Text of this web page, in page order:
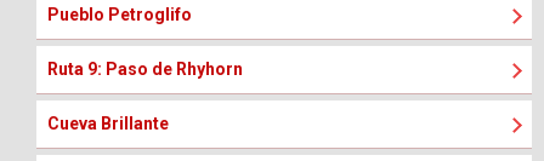
Pueblo Petroglifo
Ruta 9: Paso de Rhyhorn
Cueva Brillante